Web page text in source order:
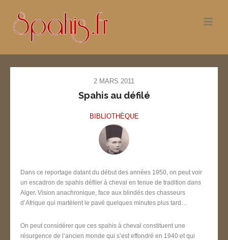
2 MARS 2011
Spahis au défilé
BIBLIOTHÈQUE
Dans ce reportage datant du début des années 1950, on peut voir
un escadron de spahis défiler à cheval en tenue de tradition dans
Alger. Vision anachronique, face aux blindés des chasseurs
d’Afrique qui martèlent le pavé quelques minutes plus tard…
On peut considérer que ces spahis à cheval constituent une
résurgence de l’ancien monde qui s’est effondré en 1940 et qui